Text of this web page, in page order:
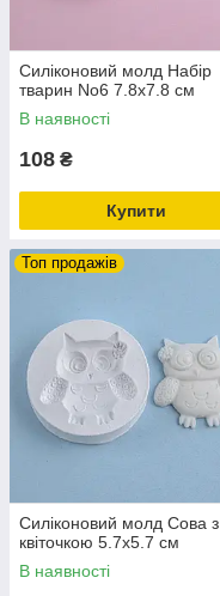
Силіконовий молд Набір
тварин No6 7.8х7.8 см
В наявності
108 ₴
Купити
Топ продажів
Силіконовий молд Сова з
квіточкою 5.7х5.7 см
В наявності